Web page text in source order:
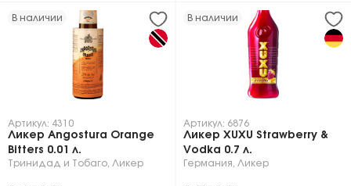
В наличии
Артикул: 4310
Ликер Angostura Orange
Bitters 0.01 л.
Тринидад и Тобаго Ликер
В наличии
Артикул: 6876
Ликер XUXU Strawberry &
Vodka 0.7 л.
Германия Ликер